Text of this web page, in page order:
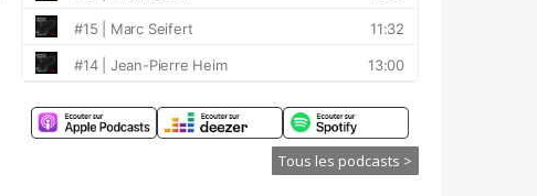
Tous les podcasts >